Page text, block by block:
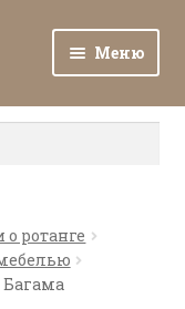
Меню
о ротанге